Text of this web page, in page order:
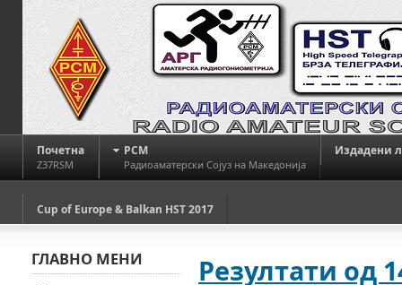
Почетна
Z37RSM
РСМ
Радиоаматерски Сојуз на Македонија
Издадени
Cup of Europe & Balkan HST 2017
Резултати од
ГЛАВНО МЕНИ